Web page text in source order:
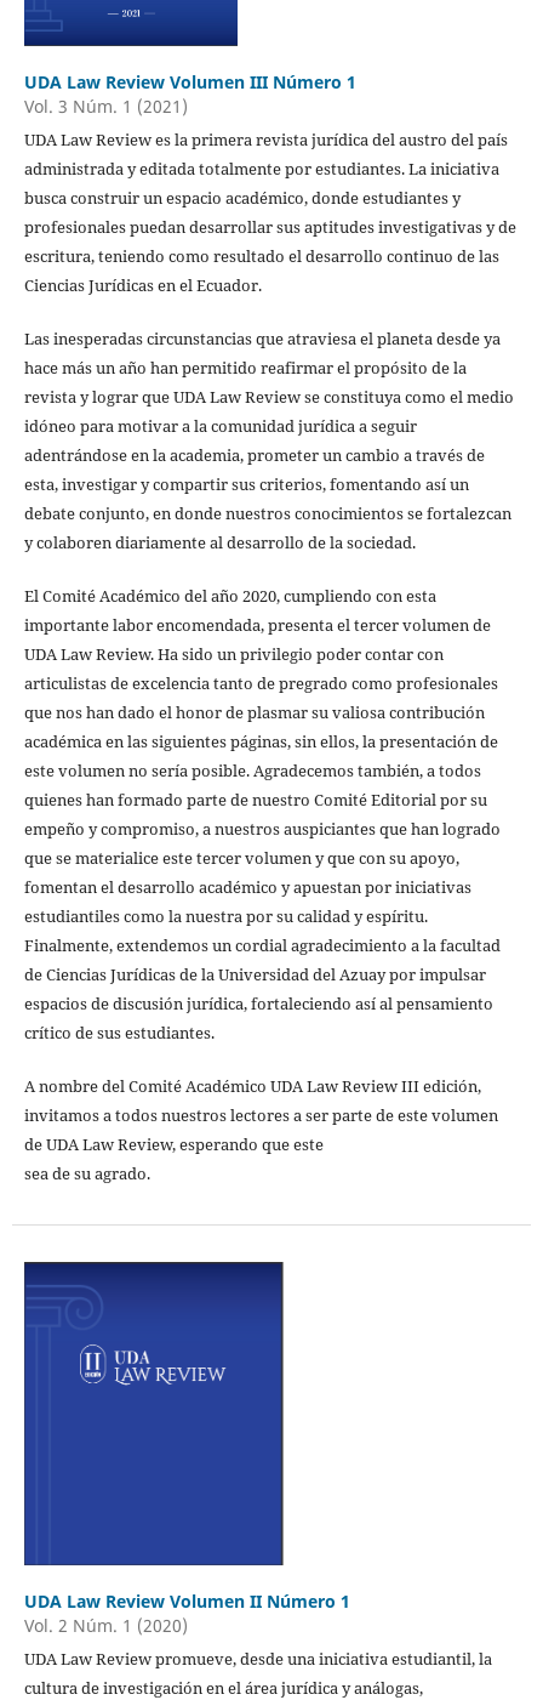
UDA Law Review Volumen III Número 1
Vol. 3 Núm. 1 (2021)
UDA Law Review es la primera revista jurídica del austro del país
administrada y editada totalmente por estudiantes. La iniciativa
busca construir un espacio académico, donde estudiantes y
profesionales puedan desarrollar sus aptitudes investigativas y de
escritura, teniendo como resultado el desarrollo continuo de las
Ciencias Jurídicas en el Ecuador.
Las inesperadas circunstancias que atraviesa el planeta desde ya
hace más un año han permitido reafirmar el propósito de la
revista y lograr que UDA Law Review se constituya como el medio
idóneo para motivar a la comunidad jurídica a seguir
adentrándose en la academia, prometer un cambio a través de
esta, investigar y compartir sus criterios, fomentando así un
debate conjunto, en donde nuestros conocimientos se fortalezcan
y colaboren diariamente al desarrollo de la sociedad.
El Comité Académico del año 2020, cumpliendo con esta
importante labor encomendada, presenta el tercer volumen de
UDA Law Review. Ha sido un privilegio poder contar con
articulistas de excelencia tanto de pregrado como profesionales
que nos han dado el honor de plasmar su valiosa contribución
académica en las siguientes páginas, sin ellos, la presentación de
este volumen no sería posible. Agradecemos también, a todos
quienes han formado parte de nuestro Comité Editorial por su
empeño y compromiso, a nuestros auspiciantes que han logrado
que se materialice este tercer volumen y que con su apoyo,
fomentan el desarrollo académico y apuestan por iniciativas
estudiantiles como la nuestra por su calidad y espíritu.
Finalmente, extendemos un cordial agradecimiento a la facultad
de Ciencias Jurídicas de la Universidad del Azuay por impulsar
espacios de discusión jurídica, fortaleciendo así al pensamiento
crítico de sus estudiantes.
A nombre del Comité Académico UDA Law Review III edición,
invitamos a todos nuestros lectores a ser parte de este volumen
de UDA Law Review, esperando que este
sea de su agrado.
UDA Law Review Volumen II Número 1
Vol. 2 Núm. 1 (2020)
UDA Law Review promueve, desde una iniciativa estudiantil, la
cultura de investigación en el área jurídica y análogas,